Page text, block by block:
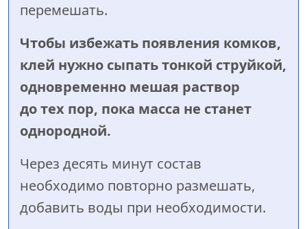
перемешать.
Чтобы избежать появления комков,
клей нужно сыпать тонкой струйкой,
одновременно мешая раствор
до тех пор, пока масса не станет
однородной.
Через десять минут состав
необходимо повторно размешать,
добавить воды при необходимости.